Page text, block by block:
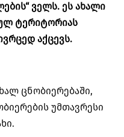
“ ველს. ეს ახალი
ტერიტორიას
აქცევს.
ცნობიერებაში,
უმთავრესი